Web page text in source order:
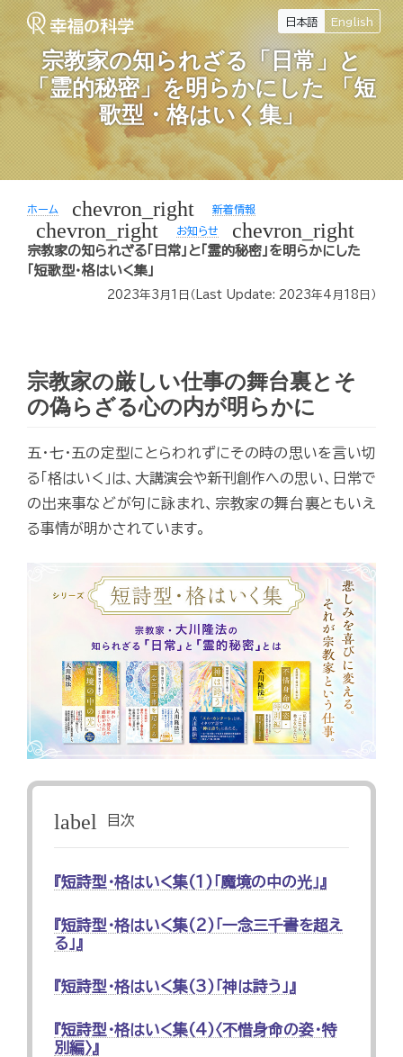
日本語 English
宗教家の知られざる「日常」と
「霊的秘密」を明らかにした 「短
歌型・格はいく集」
ホーム chevron_right 新着情報
chevron_right お知らせ chevron_right
宗教家の知られざる「日常」と「霊的秘密」を明らかにした
「短歌型・格はいく集」
2023年3月1日 （Last Update: 2023年4月18日 ）
宗教家の厳しい仕事の舞台裏とそ
の偽らざる心の内が明らかに
五・七・五の定型にとらわれずにその時の思いを言い切
る「格はいく」は、大講演会や新刊創作への思い、日常で
の出来事などが句に詠まれ、宗教家の舞台裏ともいえ
る事情が明かされています。
label 目次
『短詩型・格はいく集(1)「魔境の中の光」』
『短詩型・格はいく集(2)「一念三千書を超え
る」』
『短詩型・格はいく集(3)「神は詩う」』
『短詩型・格はいく集(4)〈不惜身命の姿・特
別編〉』